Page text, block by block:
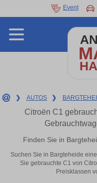
Event
❯ AUTOS ❯
Citroën C1
Finden Sie in
Suchen Sie in Bargteheide
Sie gebrauchte C1 von
Preisklassen